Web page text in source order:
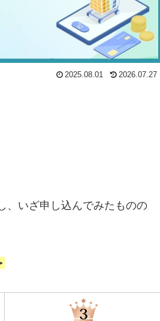
2025.08.01 2026.07.27
、いざ申し込んでみたものの